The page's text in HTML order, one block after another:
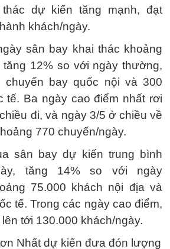
dự kiến tăng mạnh, đạt
khách/ngày.
sân bay khai thác khoảng
tăng 12% so với ngày thường,
chuyến bay quốc nội và 300
tế. Ba ngày cao điểm nhất rơi
đi, và ngày 3/5 ở chiều về
770 chuyến/ngày.
sân bay dự kiến trung bình
tăng 14% so với ngày
75.000 khách nội địa và
tế. Trong các ngày cao điểm,
tới 130.000 khách/ngày.